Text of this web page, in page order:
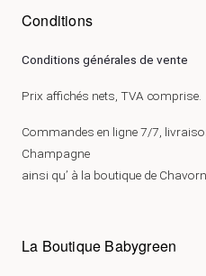
Conditions
Conditions générales de vente
Prix affichés nets, TVA comprise.
Commandes en ligne 7/7,
Champagne
ainsi qu’ à la boutique de
La Boutique Babygreen